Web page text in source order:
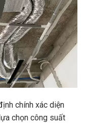
chính xác diện
chọn công suất